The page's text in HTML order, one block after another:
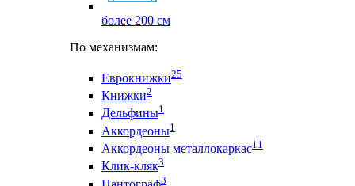
более 200 см
По механизмам:
Еврокнижки25
Книжки2
Дельфины1
Аккордеоны1
Аккордеоны металлокаркас11
Клик-кляк3
3